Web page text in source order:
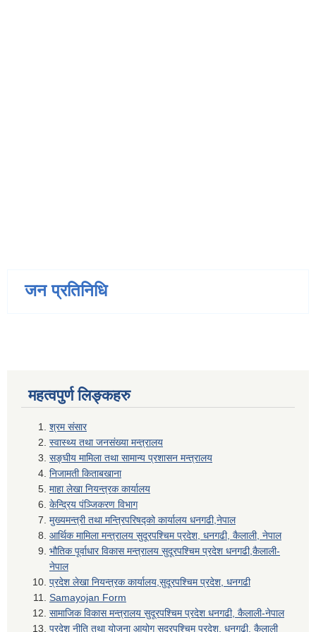
जन प्रतिनिधि
महत्वपुर्ण लिङ्कहरु
श्रम संसार
स्वास्थ्य तथा जनसंख्या मन्त्रालय
सङ्घीय मामिला तथा सामान्य प्रशासन मन्त्रालय
निजामती किताबखाना
माहा लेखा नियन्त्रक कार्यालय
केन्द्रिय पंञ्जिकरण विभाग
मुख्यमन्त्री तथा मन्त्रिपरिषद्को कार्यालय धनगढी,नेपाल
आर्थिक मामिला मन्त्रालय सुदूरपश्चिम प्रदेश, धनगढी, कैलाली, नेपाल
भौतिक पूर्वाधार विकास मन्त्रालय सुदूरपश्चिम प्रदेश धनगढी,कैलाली-
नेपाल
प्रदेश लेखा नियन्त्रक कार्यालय,सुदूरपश्चिम प्रदेश, धनगढी
Samayojan Form
सामाजिक विकास मन्त्रालय सुदूरपश्चिम प्रदेश धनगढी, कैलाली-नेपाल
प्रदेश नीति तथा योजना आयोग सुदूरपश्चिम प्रदेश, धनगढी, कैलाली